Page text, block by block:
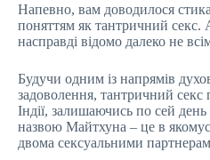
Напевно, вам доводилося
поняттям як тантричний секс.
насправді відомо далеко не
Будучи одним із напрямів
задоволення, тантричний
Індії, залишаючись по сей
назвою Майтхуна – це в
двома сексуальними